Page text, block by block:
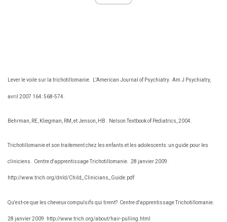
Lever le voile sur la trichotillomanie. L'American Journal of Psychiatry. Am J Psychiatry,
avril 2007 164: 568-574.
Behrman, RE, Kliegman, RM, et Jenson, HB. Nelson Textbook of Pediatrics, 2004.
Trichotillomanie et son traitement chez les enfants et les adolescents: un guide pour les
cliniciens. Centre d'apprentissage Trichotillomanie. 28 janvier 2009.
http://www.trich.org/dnld/Child_Clinicians_Guide.pdf
Qu'est-ce que les cheveux compulsifs qui tirent? Centre d'apprentissage Trichotillomanie.
28 janvier 2009. http://www.trich.org/about/hair-pulling.html